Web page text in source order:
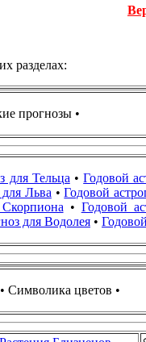
разделах:
прогнозы •
для Тельца •Годовой
Льва •Годовой
• Годовой
для Водолея •
Символика цветов •